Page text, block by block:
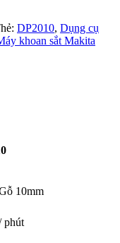
DP2010, Dụng cụ
khoan sắt Makita
10mm
phút